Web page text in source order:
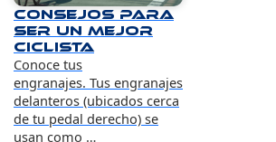
Consejos para
ser un mejor
ciclista
Conoce tus
engranajes. Tus engranajes
delanteros (ubicados cerca
de tu pedal derecho) se
usan como …